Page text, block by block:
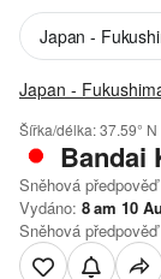
Japan -
Šířka/délka:37.59° N
Bandai
Sněhová
Vydáno: 8 am 10
Sněhová